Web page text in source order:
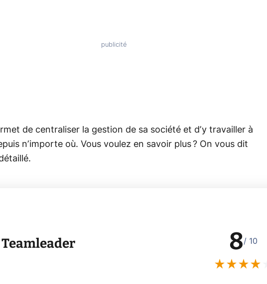
de centraliser la gestion de sa société et d’y travailler à
n’importe où. Vous voulez en savoir plus ? On vous dit
Teamleader 8/ 10